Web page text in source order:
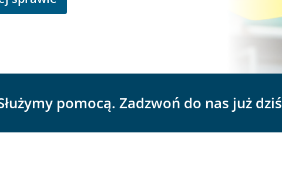
pomocą. Zadzwoń do nas już dziś